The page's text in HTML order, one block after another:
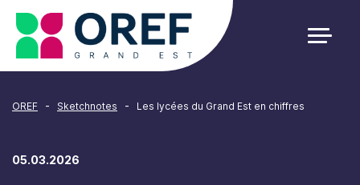
OREF - Sketchnotes - Les lycées du Grand Est en chiffres
05.03.2026